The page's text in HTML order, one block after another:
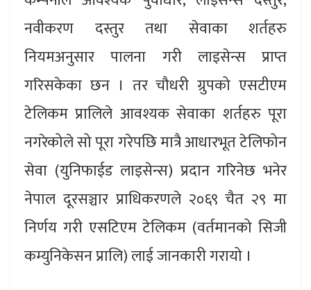
नवीकरण दस्तुर तथा सेवाका शर्तहरु
नियमअनुसार पालना गरी लाइसेन्स प्राप्त
गरिसकेका छन । तर चौधरी ग्रुपको एसटीएम
टेलिकम प्रालिले आवश्यक सेवाका शर्तहरु पूरा
नगरेकोले सो पूरा गरेपछि मात्रै आधारभूत टेलिफोन
सेवा (युनिफाईड लाइसेन्स) प्रदान गरिनेछ भनेर
नेपाल दूरसञ्चार प्राधिकरणले २०६९ चैत २९ मा
निर्णय गरी एसटिएम टेलिकम (वर्तमानको सिजी
कम्युनिकेसन प्रालि) लाई जानकारी गरायो ।